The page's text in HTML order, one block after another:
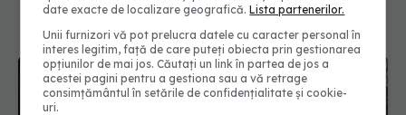
date exacte de localizare geografică.Lista partenerilor.
Unii furnizori vă pot prelucra datele cu caracter personal în
interes legitim, față de care puteți obiecta prin gestionarea
opțiunilor de mai jos. Căutați un link în partea de jos a
acestei pagini pentru a gestiona sau a vă retrage
consimțământul în setările de confidențialitate și cookie-
uri.